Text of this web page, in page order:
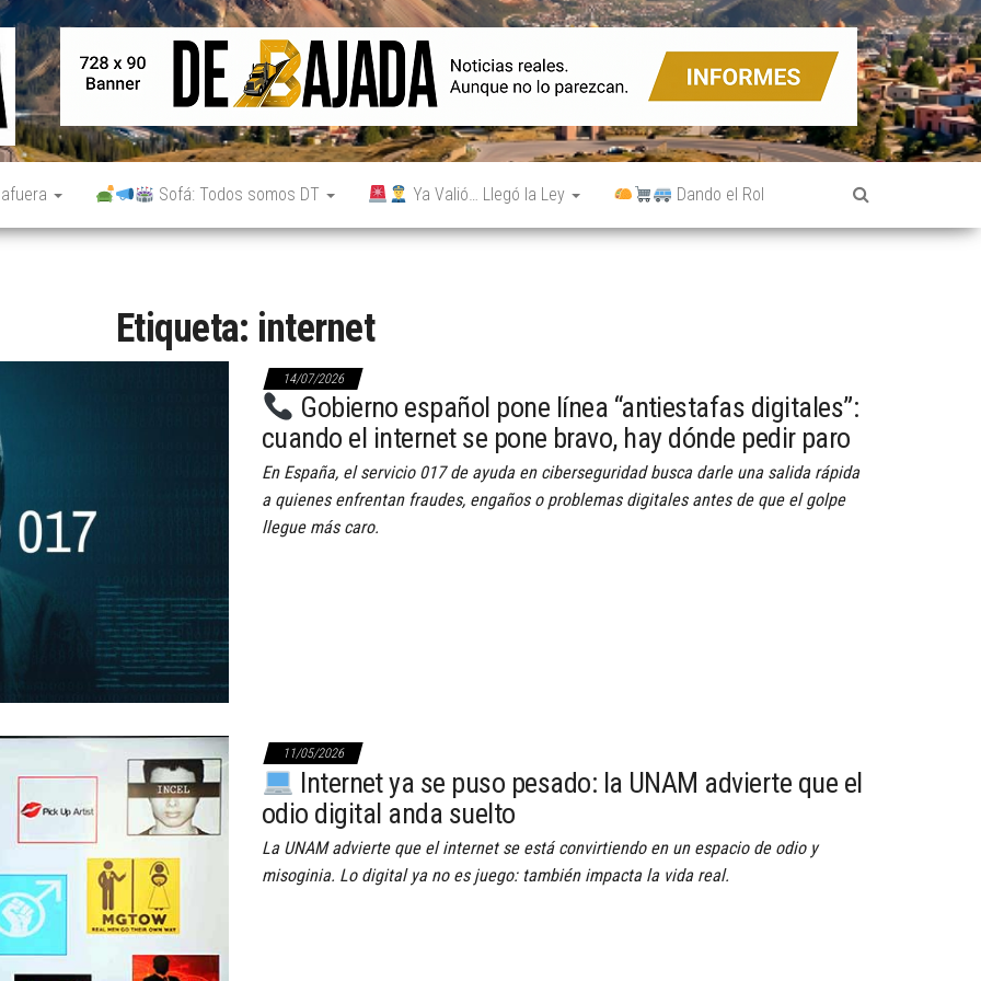
De
Bajada
Noticias
reales.
Aunque
no lo
parezcan.
Sofá: Todos somos DT Ya Valió… Llegó la Ley Dando el Rol
Etiqueta: internet
14/07/2026
Gobierno español pone línea “antiestafas digitales”:
cuando el internet se pone bravo, hay dónde pedir paro
En España, el servicio 017 de ayuda en ciberseguridad busca darle una salida rápida
a quienes enfrentan fraudes, engaños o problemas digitales antes de que el golpe
llegue más caro.
11/05/2026
Internet ya se puso pesado: la UNAM advierte que el
odio digital anda suelto
La UNAM advierte que el internet se está convirtiendo en un espacio de odio y
misoginia. Lo digital ya no es juego: también impacta la vida real.